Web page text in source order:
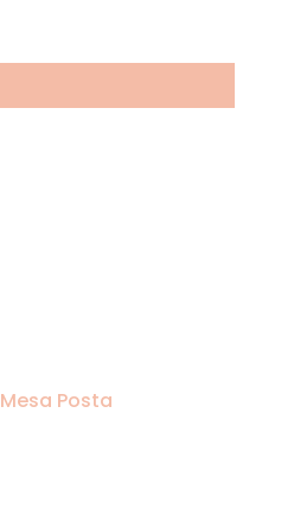
Mesa Posta